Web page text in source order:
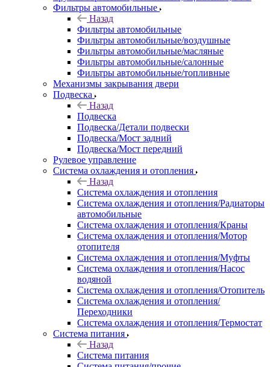
Фильтры автомобильные
Назад
Фильтры автомобильные
Фильтры автомобильные/воздушные
Фильтры автомобильные/масляные
Фильтры автомобильные/салонные
Фильтры автомобильные/топливные
Механизмы закрывания двери
Подвеска
Назад
Подвеска
Подвеска/Детали подвески
Подвеска/Мост задний
Подвеска/Мост передний
Рулевое управление
Система охлаждения и отопления
Назад
Система охлаждения и отопления
Система охлаждения и отопления/Радиаторы
автомобильные
Система охлаждения и отопления/Краны
Система охлаждения и отопления/Мотор
отопителя
Система охлаждения и отопления/Муфты
Система охлаждения и отопления/Насос
водяной
Система охлаждения и отопления/Отопитель
Система охлаждения и отопления/
Переходники
Система охлаждения и отопления/Термостат
Система питания
Назад
Система питания